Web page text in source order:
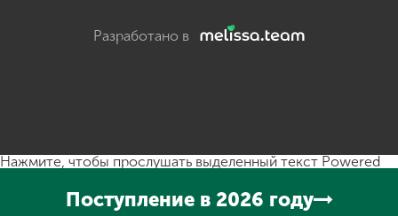
Разработано в
Поступление в 2026 году
Нажмите, чтобы прослушать выделенный текст Powered